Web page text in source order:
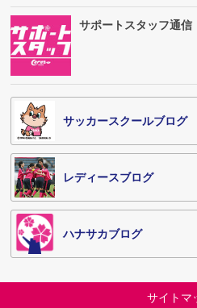
サポートスタッフ通信
サッカースクールブログ
レディースブログ
ハナサカブログ
サイトマ